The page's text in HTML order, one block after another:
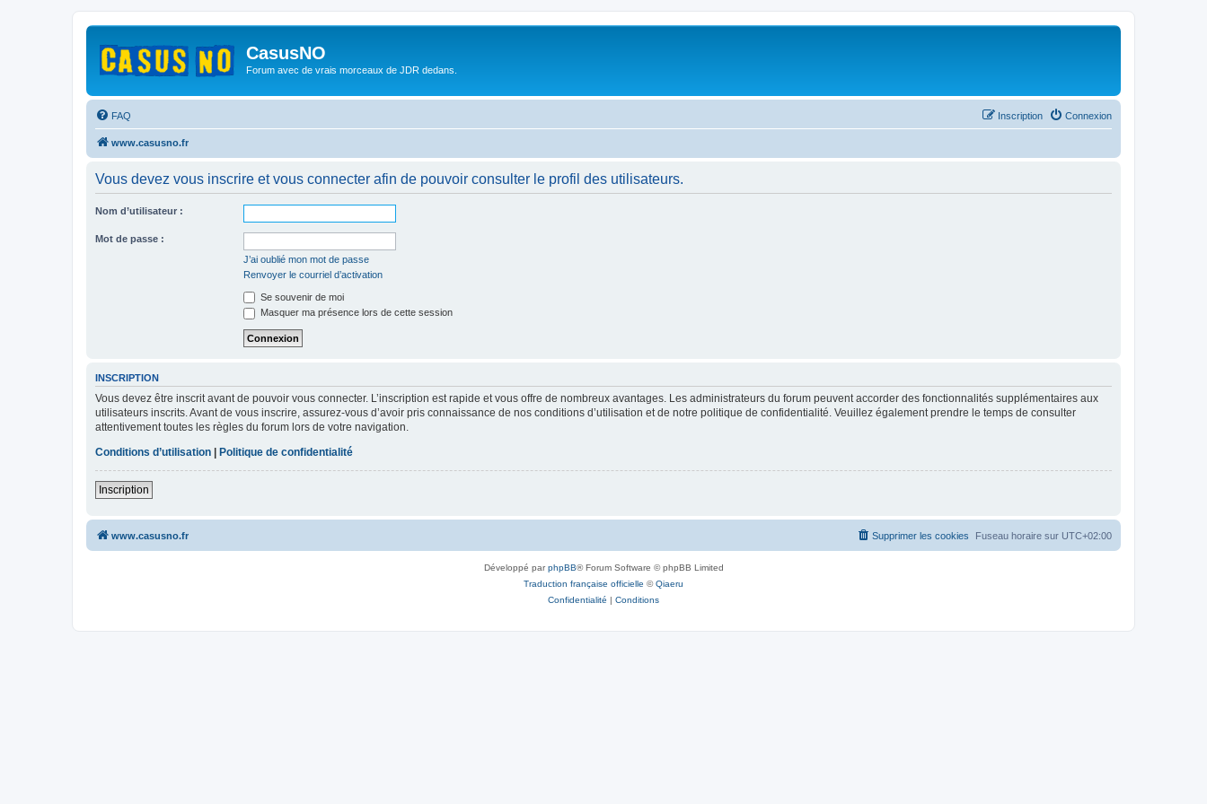
CasusNO
Forum avec de vrais morceaux de JDR dedans.
FAQ Connexion
Inscription
www.casusno.fr
Vous devez vous inscrire et vous connecter afin de pouvoir consulter le profil des utilisateurs.
Nom d’utilisateur :
Mot de passe :
J’ai oublié mon mot de passe
Renvoyer le courriel d’activation
Se souvenir de moi
Masquer ma présence lors de cette session
INSCRIPTION
Vous devez être inscrit avant de pouvoir vous connecter. L’inscription est rapide et vous offre de nombreux avantages. Les administrateurs du forum peuvent accorder des fonctionnalités supplémentaires aux
utilisateurs inscrits. Avant de vous inscrire, assurez-vous d’avoir pris connaissance de nos conditions d’utilisation et de notre politique de confidentialité. Veuillez également prendre le temps de consulter
attentivement toutes les règles du forum lors de votre navigation.
Conditions d’utilisation
Politique de confidentialité
Inscription
www.casusno.fr Fuseau horaire sur UTC+02:00
Supprimer les cookies
Développé parphpBB® Forum Software © phpBB Limited
Traduction française officielle ©Qiaeru
Confidentialité | Conditions